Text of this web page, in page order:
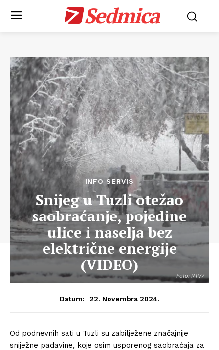
Sedmica
Foto: RTV7
INFO SERVIS
Snijeg u Tuzli otežao
saobraćanje, pojedine
ulice i naselja bez
električne energije
(VIDEO)
Datum: 22. Novembra 2024.
Od podnevnih sati u Tuzli su zabilježene značajnije
sniježne padavine, koje osim usporenog saobraćaja za